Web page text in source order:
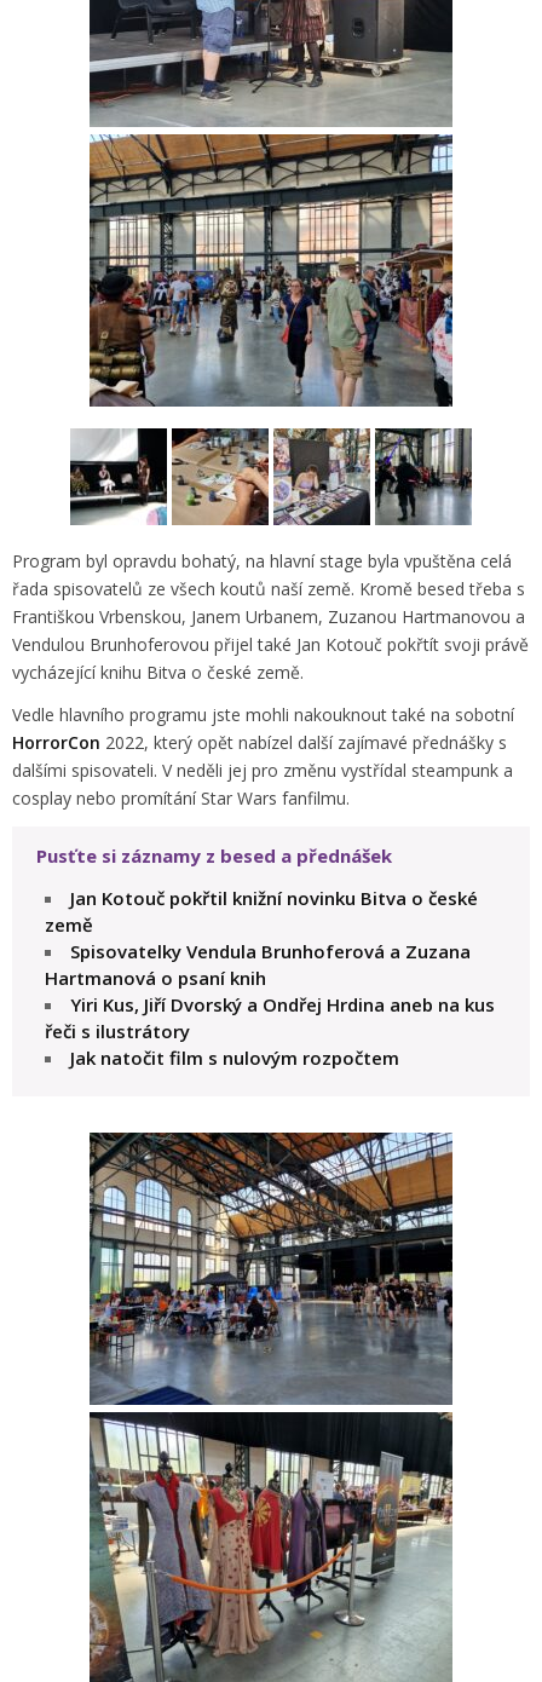
Program byl opravdu bohatý, na hlavní stage byla vpuštěna celá
řada spisovatelů ze všech koutů naší země. Kromě besed třeba s
Františkou Vrbenskou, Janem Urbanem, Zuzanou Hartmanovou a
Vendulou Brunhoferovou přijel také Jan Kotouč pokřtít svoji právě
vycházející knihu Bitva o české země.
Vedle hlavního programu jste mohli nakouknout také na sobotní
HorrorCon 2022, který opět nabízel další zajímavé přednášky s
dalšími spisovateli. V neděli jej pro změnu vystřídal steampunk a
cosplay nebo promítání Star Wars fanfilmu.
Pusťte si záznamy z besed a přednášek
Jan Kotouč pokřtil knižní novinku Bitva o české
země
Spisovatelky Vendula Brunhoferová a Zuzana
Hartmanová o psaní knih
Yiri Kus, Jiří Dvorský a Ondřej Hrdina aneb na kus
řeči s ilustrátory
Jak natočit film s nulovým rozpočtem